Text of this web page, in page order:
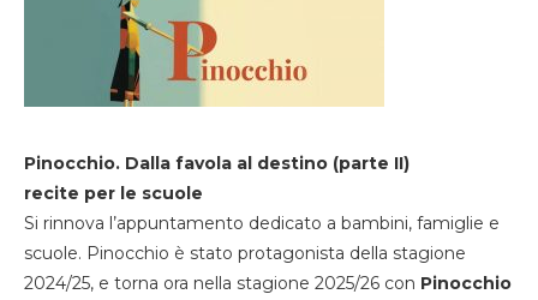
Pinocchio. Dalla favola al destino (parte II)
recite per le scuole
Si rinnova l’appuntamento dedicato a bambini, famiglie e
scuole. Pinocchio è stato protagonista della stagione
2024/25, e torna ora nella stagione 2025/26 con Pinocchio